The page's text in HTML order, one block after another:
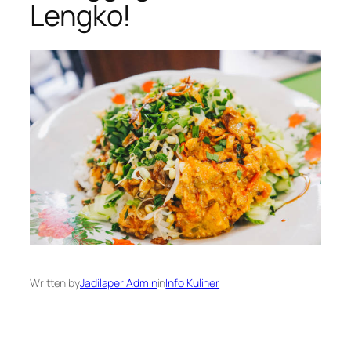
Lengko!
Written byJadilaper AdmininInfo Kuliner